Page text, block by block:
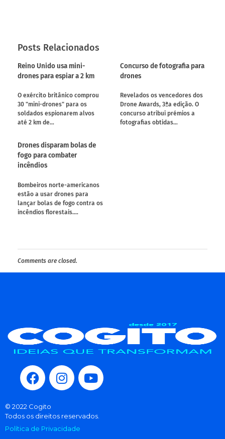
Posts Relacionados
Reino Unido usa mini-
drones para espiar a 2 km
O exército britânico comprou
30 "mini-drones" para os
soldados espionarem alvos
até 2 km de…
Concurso de fotografia para
drones
Revelados os vencedores dos
Drone Awards, 3ªa edição. O
concurso atribui prémios a
fotografias obtidas…
Drones disparam bolas de
fogo para combater
incêndios
Bombeiros norte-americanos
estão a usar drones para
lançar bolas de fogo contra os
incêndios florestais.…
Comments are closed.
© 2022 Cogito
Todos os direitos reservados.
Política de Privacidade